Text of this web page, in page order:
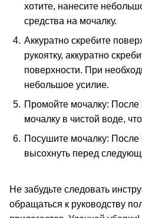
хотите, нанесите
средства на мочалку.
Аккуратно скребите
рукоятку, аккуратно
поверхности. При
небольшое усилие.
Промойте мочалку: После
мочалку в чистой воде,
Посушите мочалку:
высохнуть перед
Не забудьте следовать
обращаться к руководству